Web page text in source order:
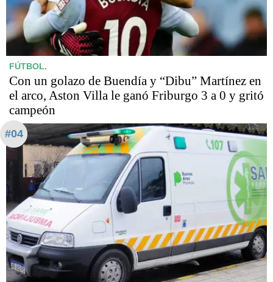
FÚTBOL.
Con un golazo de Buendía y “Dibu” Martínez en
el arco, Aston Villa le ganó Friburgo 3 a 0 y gritó
campeón
#04